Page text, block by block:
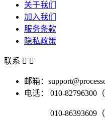
关于我们
加入我们
服务条款
隐私政策
联系  
邮箱：
电话：
010-82796300
010-86393609